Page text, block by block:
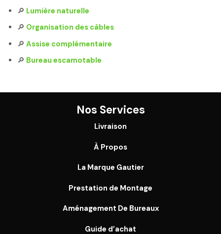
🔎 Lumière naturelle
🔎 Organisation des câbles
🔎 Assise complémentaire
🔎 Bureau escamotable
Nos Services
Livraison
À Propos
La Marque Gautier
Prestation de Montage
Aménagement De Bureaux
Guide d’achat